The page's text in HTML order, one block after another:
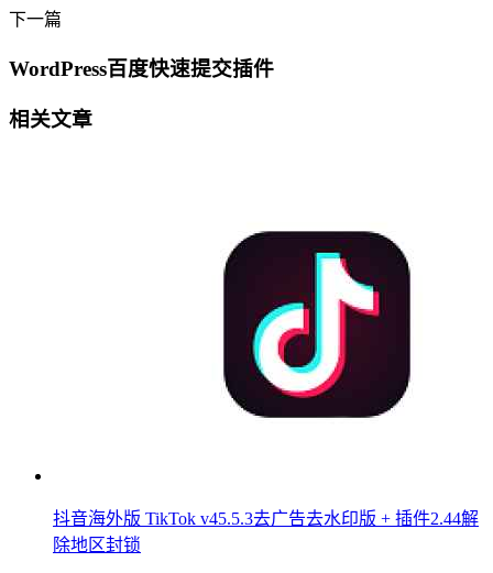
下一篇
WordPress百度快速提交插件
相关文章
抖音海外版 TikTok v45.5.3去广告去水印版 + 插件2.44解
除地区封锁